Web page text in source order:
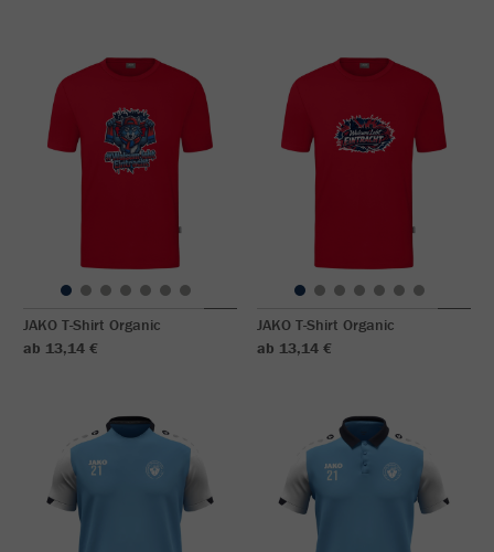
JAKO T-Shirt Organic
ab 13,14 €
JAKO T-Shirt Organic
ab 13,14 €